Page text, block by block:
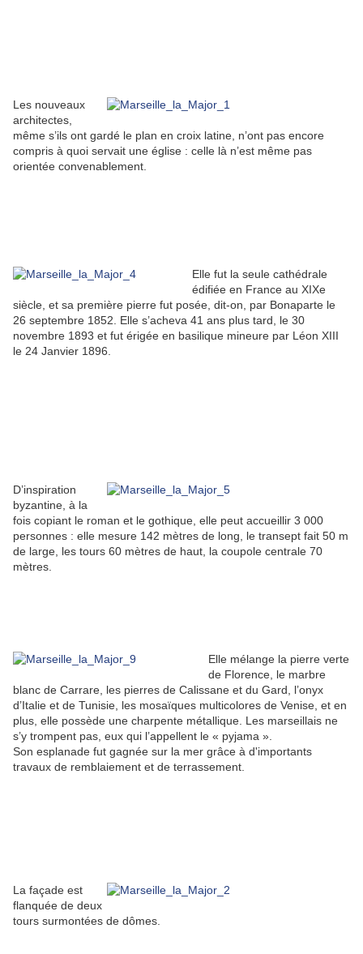
Les nouveaux
architectes,
même s’ils ont gardé le plan en croix latine, n’ont pas encore
compris à quoi servait une église : celle là n’est même pas
orientée convenablement.
Elle fut la seule cathédrale
édifiée en France au XIXe
siècle, et sa première pierre fut posée, dit-on, par Bonaparte le
26 septembre 1852. Elle s’acheva 41 ans plus tard, le 30
novembre 1893 et fut érigée en basilique mineure par Léon XIII
le 24 Janvier 1896.
D’inspiration
byzantine, à la
fois copiant le roman et le gothique, elle peut accueillir 3 000
personnes : elle mesure 142 mètres de long, le transept fait 50 m
de large, les tours 60 mètres de haut, la coupole centrale 70
mètres.
Elle mélange la pierre verte
de Florence, le marbre
blanc de Carrare, les pierres de Calissane et du Gard, l’onyx
d’Italie et de Tunisie, les mosaïques multicolores de Venise, et en
plus, elle possède une charpente métallique. Les marseillais ne
s’y trompent pas, eux qui l’appellent le « pyjama ».
Son esplanade fut gagnée sur la mer grâce à d'importants
travaux de remblaiement et de terrassement.
La façade est
flanquée de deux
tours surmontées de dômes.